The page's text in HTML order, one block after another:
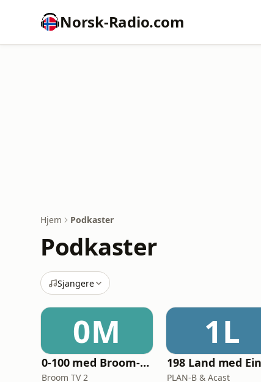
Norsk-Radio.com
Hjem Podkaster
Podkaster
Sjangere
0M
0-100 med Broom-Mats og Remi
Broom TV 2
1L
PLAN-B & Acast